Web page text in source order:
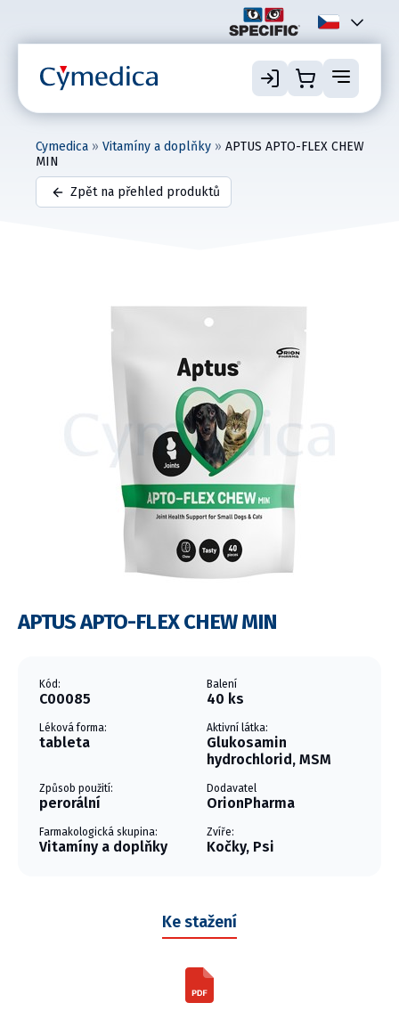
Cymedica » Vitamíny a doplňky » APTUS APTO-FLEX CHEW
MIN
Zpět na přehled produktů
APTUS APTO-FLEX CHEW MIN
Kód:
C00085
Balení
40 ks
Léková forma:
tableta
Aktivní látka:
Glukosamin
hydrochlorid, MSM
Způsob použití:
perorální
Dodavatel
OrionPharma
Farmakologická skupina:
Vitamíny a doplňky
Zvíře:
Kočky, Psi
Ke stažení